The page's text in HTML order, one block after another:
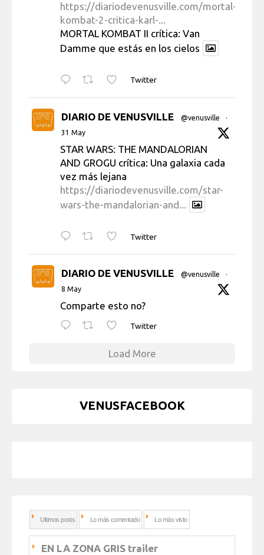
https://diariodevenusville.com/mortal-
kombat-2-critica-karl-...
MORTAL KOMBAT II crítica: Van
Damme que estás en los cielos
Twitter
DIARIO DE VENUSVILLE @venusville
·
31 May
STAR WARS: THE MANDALORIAN
AND GROGU crítica: Una galaxia cada
vez más lejana
https://diariodevenusville.com/star-
wars-the-mandalorian-and...
Twitter
DIARIO DE VENUSVILLE @venusville
·
8 May
Comparte esto no?
Twitter
Load More
VENUSFACEBOOK
Ultimos posts Lo más comentado Lo más visto
EN LA ZONA GRIS trailer